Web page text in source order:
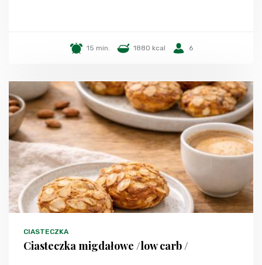
15 min. 1880 kcal 6
CIASTECZKA
Ciasteczka migdałowe /low carb /